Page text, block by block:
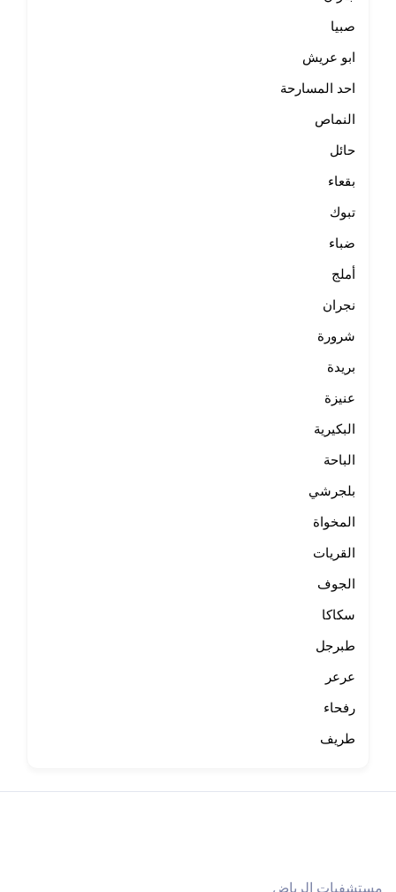
صبيا
ابو عريش
احد المسارحة
النماص
حائل
بقعاء
تبوك
ضباء
أملج
نجران
شرورة
بريدة
عنيزة
البكيرية
الباحة
بلجرشي
المخواة
القريات
الجوف
سكاكا
طبرجل
عرعر
رفحاء
طريف
مستشفيات الرياض